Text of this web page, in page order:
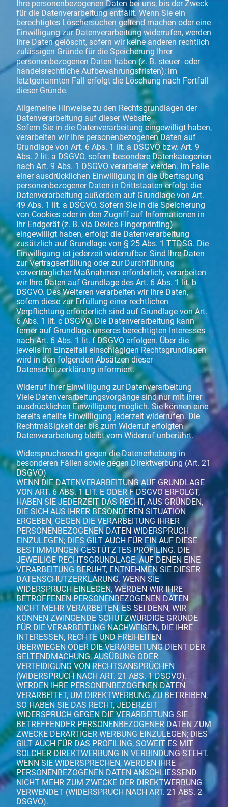
Ihre personenbezogenen Daten bei uns, bis der Zweck
für die Datenverarbeitung entfällt. Wenn Sie ein
berechtigtes Löschersuchen geltend machen oder eine
Einwilligung zur Datenverarbeitung widerrufen, werden
Ihre Daten gelöscht, sofern wir keine anderen rechtlich
zulässigen Gründe für die Speicherung Ihrer
personenbezogenen Daten haben (z. B. steuer- oder
handelsrechtliche Aufbewahrungsfristen); im
letztgenannten Fall erfolgt die Löschung nach Fortfall
dieser Gründe.
Allgemeine Hinweise zu den Rechtsgrundlagen der
Datenverarbeitung auf dieser Website
Sofern Sie in die Datenverarbeitung eingewilligt haben,
verarbeiten wir Ihre personenbezogenen Daten auf
Grundlage von Art. 6 Abs. 1 lit. a DSGVO bzw. Art. 9
Abs. 2 lit. a DSGVO, sofern besondere Datenkategorien
nach Art. 9 Abs. 1 DSGVO verarbeitet werden. Im Falle
einer ausdrücklichen Einwilligung in die Übertragung
personenbezogener Daten in Drittstaaten erfolgt die
Datenverarbeitung außerdem auf Grundlage von Art.
49 Abs. 1 lit. a DSGVO. Sofern Sie in die Speicherung
von Cookies oder in den Zugriff auf Informationen in
Ihr Endgerät (z. B. via Device-Fingerprinting)
eingewilligt haben, erfolgt die Datenverarbeitung
zusätzlich auf Grundlage von § 25 Abs. 1 TTDSG. Die
Einwilligung ist jederzeit widerrufbar. Sind Ihre Daten
zur Vertragserfüllung oder zur Durchführung
vorvertraglicher Maßnahmen erforderlich, verarbeiten
wir Ihre Daten auf Grundlage des Art. 6 Abs. 1 lit. b
DSGVO. Des Weiteren verarbeiten wir Ihre Daten,
sofern diese zur Erfüllung einer rechtlichen
Verpflichtung erforderlich sind auf Grundlage von Art.
6 Abs. 1 lit. c DSGVO. Die Datenverarbeitung kann
ferner auf Grundlage unseres berechtigten Interesses
nach Art. 6 Abs. 1 lit. f DSGVO erfolgen. Über die
jeweils im Einzelfall einschlägigen Rechtsgrundlagen
wird in den folgenden Absätzen dieser
Datenschutzerklärung informiert.
Widerruf Ihrer Einwilligung zur Datenverarbeitung
Viele Datenverarbeitungsvorgänge sind nur mit Ihrer
ausdrücklichen Einwilligung möglich. Sie können eine
bereits erteilte Einwilligung jederzeit widerrufen. Die
Rechtmäßigkeit der bis zum Widerruf erfolgten
Datenverarbeitung bleibt vom Widerruf unberührt.
Widerspruchsrecht gegen die Datenerhebung in
besonderen Fällen sowie gegen Direktwerbung (Art. 21
DSGVO)
WENN DIE DATENVERARBEITUNG AUF GRUNDLAGE
VON ART. 6 ABS. 1 LIT. E ODER F DSGVO ERFOLGT,
HABEN SIE JEDERZEIT DAS RECHT, AUS GRÜNDEN,
DIE SICH AUS IHRER BESONDEREN SITUATION
ERGEBEN, GEGEN DIE VERARBEITUNG IHRER
PERSONENBEZOGENEN DATEN WIDERSPRUCH
EINZULEGEN; DIES GILT AUCH FÜR EIN AUF DIESE
BESTIMMUNGEN GESTÜTZTES PROFILING. DIE
JEWEILIGE RECHTSGRUNDLAGE, AUF DENEN EINE
VERARBEITUNG BERUHT, ENTNEHMEN SIE DIESER
DATENSCHUTZERKLÄRUNG. WENN SIE
WIDERSPRUCH EINLEGEN, WERDEN WIR IHRE
BETROFFENEN PERSONENBEZOGENEN DATEN
NICHT MEHR VERARBEITEN, ES SEI DENN, WIR
KÖNNEN ZWINGENDE SCHUTZWÜRDIGE GRÜNDE
FÜR DIE VERARBEITUNG NACHWEISEN, DIE IHRE
INTERESSEN, RECHTE UND FREIHEITEN
ÜBERWIEGEN ODER DIE VERARBEITUNG DIENT DER
GELTENDMACHUNG, AUSÜBUNG ODER
VERTEIDIGUNG VON RECHTSANSPRÜCHEN
(WIDERSPRUCH NACH ART. 21 ABS. 1 DSGVO).
WERDEN IHRE PERSONENBEZOGENEN DATEN
VERARBEITET, UM DIREKTWERBUNG ZU BETREIBEN,
SO HABEN SIE DAS RECHT, JEDERZEIT
WIDERSPRUCH GEGEN DIE VERARBEITUNG SIE
BETREFFENDER PERSONENBEZOGENER DATEN ZUM
ZWECKE DERARTIGER WERBUNG EINZULEGEN; DIES
GILT AUCH FÜR DAS PROFILING, SOWEIT ES MIT
SOLCHER DIREKTWERBUNG IN VERBINDUNG STEHT.
WENN SIE WIDERSPRECHEN, WERDEN IHRE
PERSONENBEZOGENEN DATEN ANSCHLIESSEND
NICHT MEHR ZUM ZWECKE DER DIREKTWERBUNG
VERWENDET (WIDERSPRUCH NACH ART. 21 ABS. 2
DSGVO).